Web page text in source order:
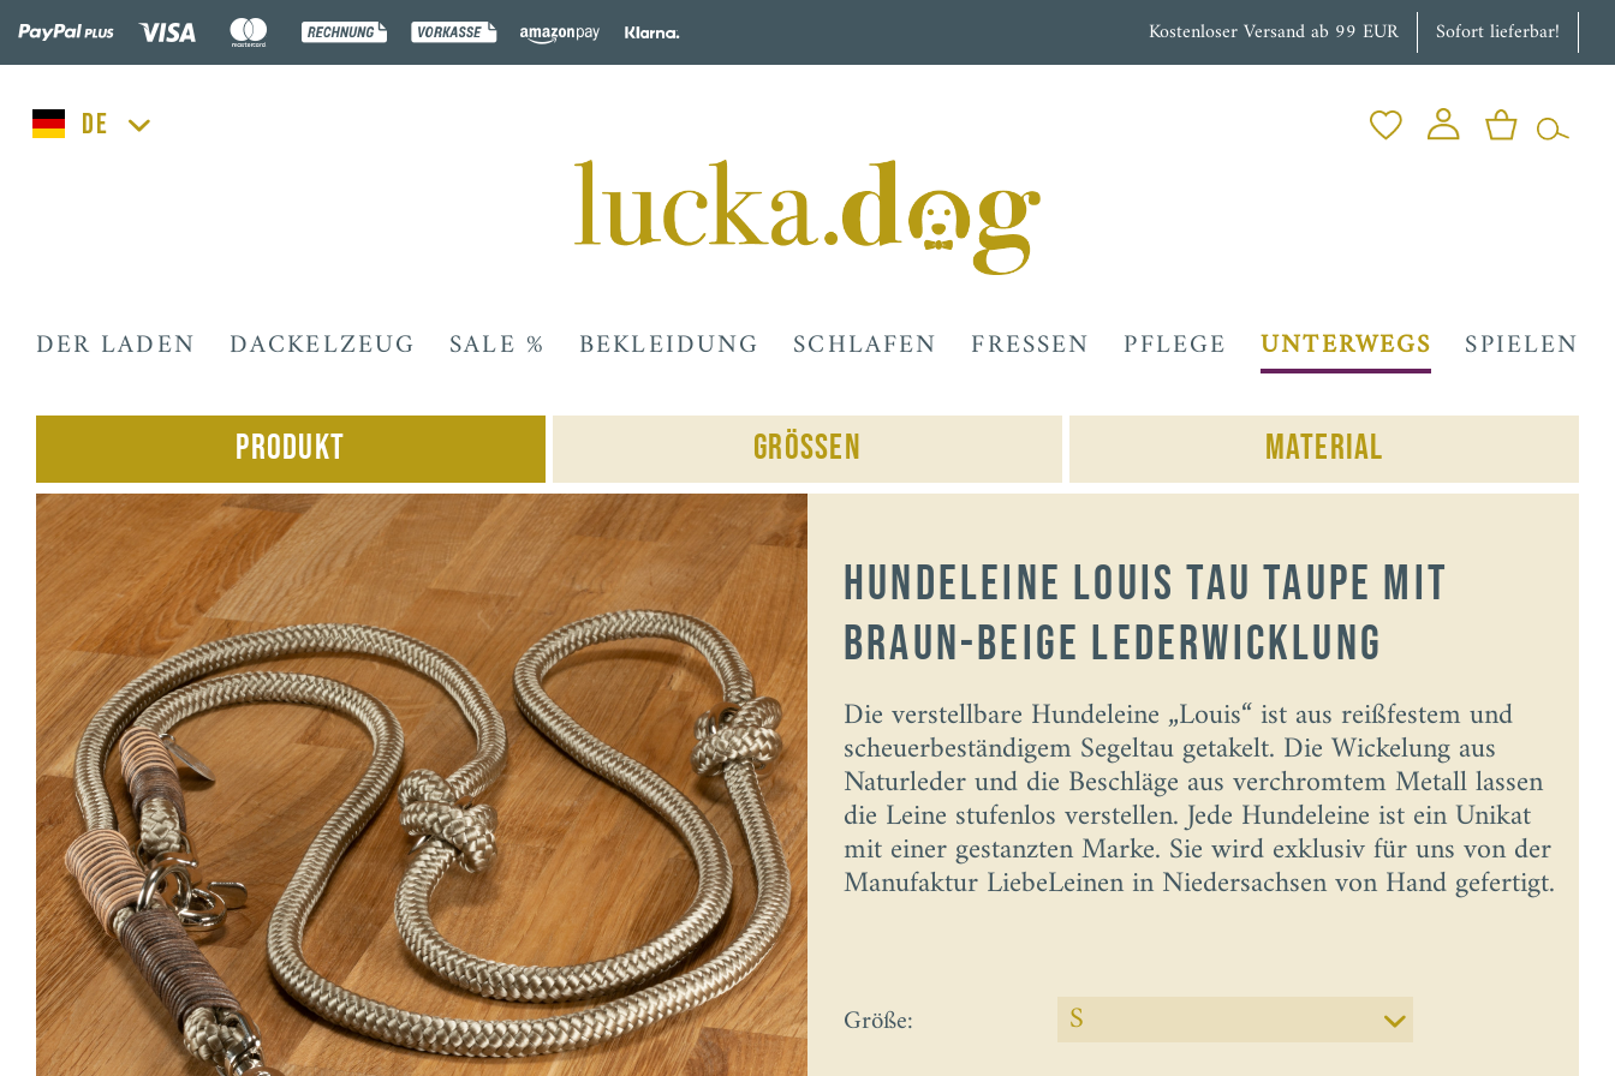
Kostenloser Versand ab 99 EUR Sofort lieferbar!
lucka.dog
DER LADEN DACKELZEUG SALE % BEKLEIDUNG SCHLAFEN FRESSEN PFLEGE UNTERWEGS SPIELEN
Produkt Grössen Material
Hundeleine Louis Tau taupe mit
braun-beige Lederwicklung
Die verstellbare Hundeleine „Louis“ ist aus reißfestem und
scheuerbeständigem Segeltau getakelt. Die Wickelung aus
Naturleder und die Beschläge aus verchromtem Metall lassen
die Leine stufenlos verstellen. Jede Hundeleine ist ein Unikat
mit einer gestanzten Marke. Sie wird exklusiv für uns von der
Manufaktur LiebeLeinen in Niedersachsen von Hand gefertigt.
Größe: